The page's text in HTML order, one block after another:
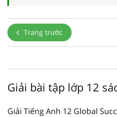
Trang trước
Giải bài tập lớp 12
Giải Tiếng Anh 12 Global